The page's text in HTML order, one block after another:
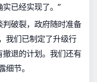
已经实现了。”
破裂，政府随时准备
我们已制定了升级行
退的计划。我们还有
节。